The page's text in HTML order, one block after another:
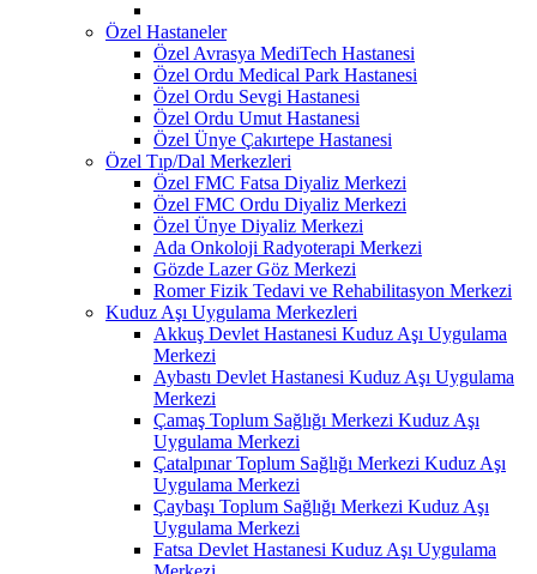
Özel Hastaneler
Özel Avrasya MediTech Hastanesi
Özel Ordu Medical Park Hastanesi
Özel Ordu Sevgi Hastanesi
Özel Ordu Umut Hastanesi
Özel Ünye Çakırtepe Hastanesi
Özel Tıp/Dal Merkezleri
Özel FMC Fatsa Diyaliz Merkezi
Özel FMC Ordu Diyaliz Merkezi
Özel Ünye Diyaliz Merkezi
Ada Onkoloji Radyoterapi Merkezi
Gözde Lazer Göz Merkezi
Romer Fizik Tedavi ve Rehabilitasyon Merkezi
Kuduz Aşı Uygulama Merkezleri
Akkuş Devlet Hastanesi Kuduz Aşı Uygulama
Merkezi
Aybastı Devlet Hastanesi Kuduz Aşı Uygulama
Merkezi
Çamaş Toplum Sağlığı Merkezi Kuduz Aşı
Uygulama Merkezi
Çatalpınar Toplum Sağlığı Merkezi Kuduz Aşı
Uygulama Merkezi
Çaybaşı Toplum Sağlığı Merkezi Kuduz Aşı
Uygulama Merkezi
Fatsa Devlet Hastanesi Kuduz Aşı Uygulama